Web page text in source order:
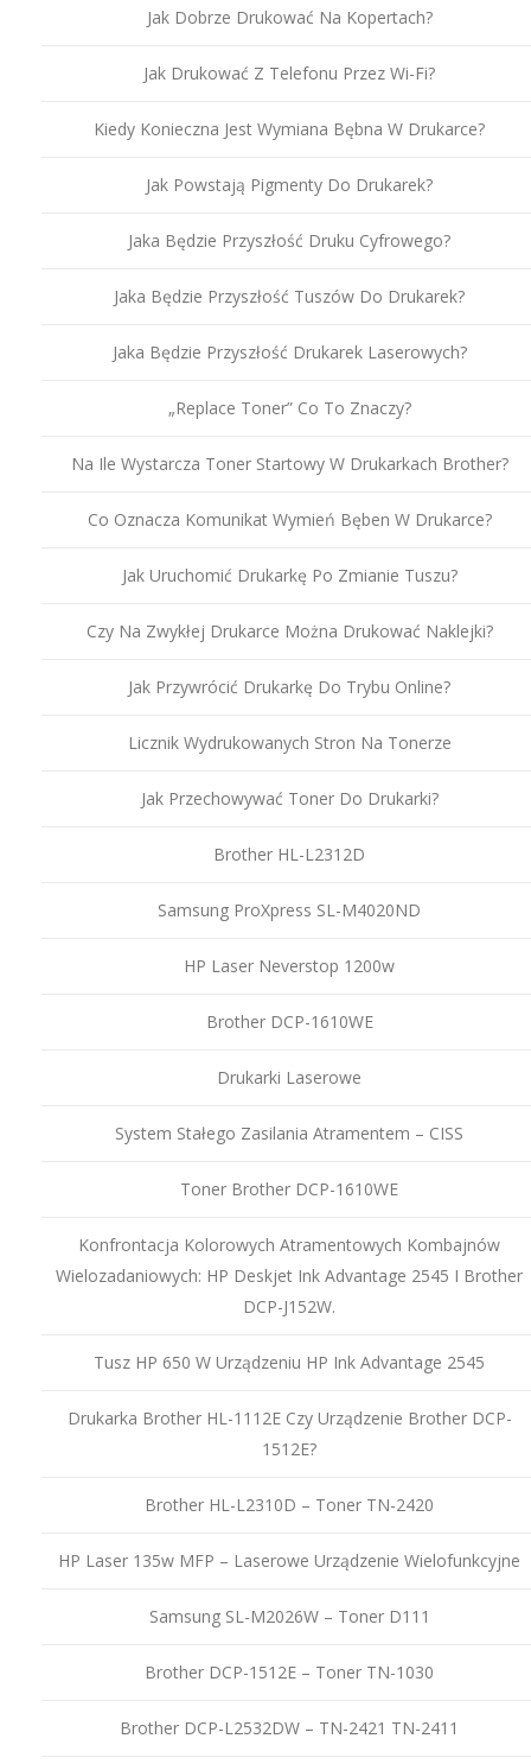
Jak Dobrze Drukować Na Kopertach?
Jak Drukować Z Telefonu Przez Wi-Fi?
Kiedy Konieczna Jest Wymiana Bębna W Drukarce?
Jak Powstają Pigmenty Do Drukarek?
Jaka Będzie Przyszłość Druku Cyfrowego?
Jaka Będzie Przyszłość Tuszów Do Drukarek?
Jaka Będzie Przyszłość Drukarek Laserowych?
„Replace Toner” Co To Znaczy?
Na Ile Wystarcza Toner Startowy W Drukarkach Brother?
Co Oznacza Komunikat Wymień Bęben W Drukarce?
Jak Uruchomić Drukarkę Po Zmianie Tuszu?
Czy Na Zwykłej Drukarce Można Drukować Naklejki?
Jak Przywrócić Drukarkę Do Trybu Online?
Licznik Wydrukowanych Stron Na Tonerze
Jak Przechowywać Toner Do Drukarki?
Brother HL-L2312D
Samsung ProXpress SL-M4020ND
HP Laser Neverstop 1200w
Brother DCP-1610WE
Drukarki Laserowe
System Stałego Zasilania Atramentem – CISS
Toner Brother DCP-1610WE
Konfrontacja Kolorowych Atramentowych Kombajnów
Wielozadaniowych: HP Deskjet Ink Advantage 2545 I Brother
DCP-J152W.
Tusz HP 650 W Urządzeniu HP Ink Advantage 2545
Drukarka Brother HL-1112E Czy Urządzenie Brother DCP-
1512E?
Brother HL-L2310D – Toner TN-2420
HP Laser 135w MFP – Laserowe Urządzenie Wielofunkcyjne
Samsung SL-M2026W – Toner D111
Brother DCP-1512E – Toner TN-1030
Brother DCP-L2532DW – TN-2421 TN-2411